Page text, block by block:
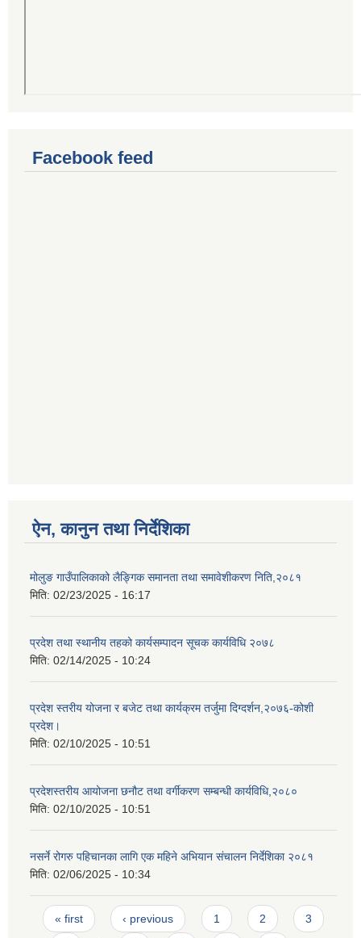
Facebook feed
ऐन, कानुन तथा निर्देशिका
मोलुङ गाउँपालिकाको लैङ्गिक समानता तथा समावेशीकरण निति,२०८१
मिति: 02/23/2025 - 16:17
प्रदेश तथा स्थानीय तहको कार्यसम्पादन सूचक कार्यविधि २०७८
मिति: 02/14/2025 - 10:24
प्रदेश स्तरीय योजना र बजेट तथा कार्यक्रम तर्जुमा दिग्दर्शन,२०७६-कोशी
प्रदेश।
मिति: 02/10/2025 - 10:51
प्रदेशस्तरीय आयोजना छनौट तथा वर्गीकरण सम्बन्धी कार्यविधि,२०८०
मिति: 02/10/2025 - 10:51
नसर्ने रोगरु पहिचानका लागि एक महिने अभियान संचालन निर्देशिका २०८१
मिति: 02/06/2025 - 10:34
Pages
« first ‹ previous 1 2 3